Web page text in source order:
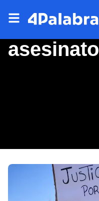
asesinato